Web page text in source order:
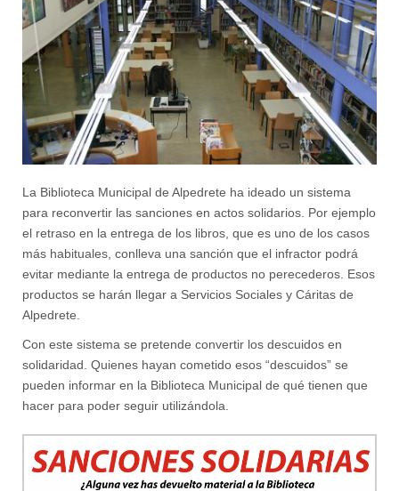
La Biblioteca Municipal de Alpedrete ha ideado un sistema
para reconvertir las sanciones en actos solidarios. Por ejemplo
el retraso en la entrega de los libros, que es uno de los casos
más habituales, conlleva una sanción que el infractor podrá
evitar mediante la entrega de productos no perecederos. Esos
productos se harán llegar a Servicios Sociales y Cáritas de
Alpedrete.
Con este sistema se pretende convertir los descuidos en
solidaridad. Quienes hayan cometido esos “descuidos” se
pueden informar en la Biblioteca Municipal de qué tienen que
hacer para poder seguir utilizándola.